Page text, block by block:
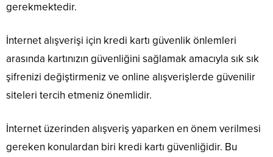
gerekmektedir.
İnternet alışverişi için kredi kartı güvenlik önlemleri
arasında kartınızın güvenliğini sağlamak amacıyla sık sık
şifrenizi değiştirmeniz ve online alışverişlerde güvenilir
siteleri tercih etmeniz önemlidir.
İnternet üzerinden alışveriş yaparken en önem verilmesi
gereken konulardan biri kredi kartı güvenliğidir. Bu